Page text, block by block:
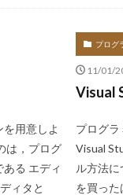
用意しよ
は，プログ
る エディ
ィタと
プログ
11/01/
Visual
プログ
Visual
ル方法
を買っ